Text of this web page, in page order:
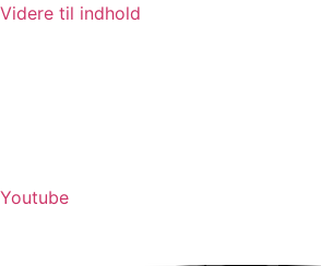
Videre til indhold
Youtube